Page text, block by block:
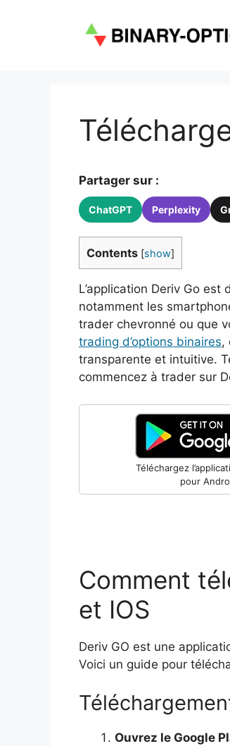
Partager sur :
ChatGPT Perplexity
Contents [show]
L’application Deriv Go
notamment les
trader chevronné ou que
trading d’options binaires,
transparente et intuitive.
commencez à trader sur
Téléchargez
pour
Comment
et IOS
Deriv GO est une
Voici un guide pour
Ouvrez le Google